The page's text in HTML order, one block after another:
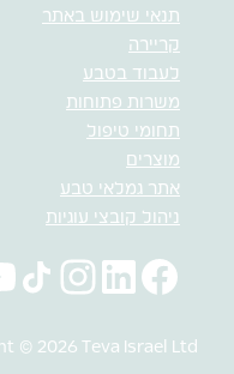
תנאי שימוש באתר
קריירה
לעבוד בטבע
משרות פתוחות
תחומי טיפול
מוצרים
אתר גמלאי טבע
ניהול קובצי עוגיות
© 2026 Teva Israel Ltd